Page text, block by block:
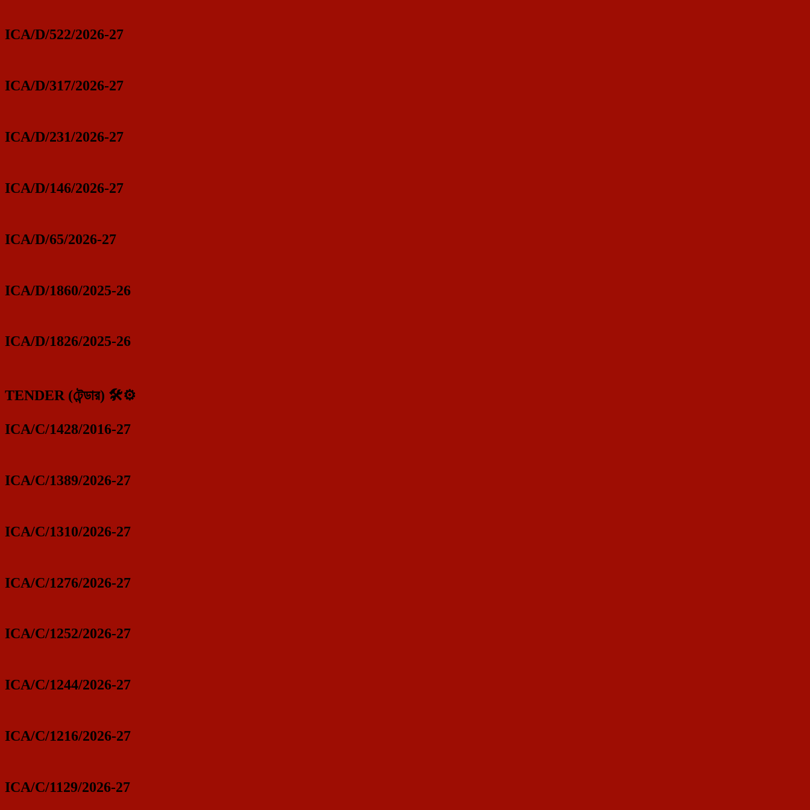
ICA/D/522/2026-27
ICA/D/317/2026-27
ICA/D/231/2026-27
ICA/D/146/2026-27
ICA/D/65/2026-27
ICA/D/1860/2025-26
ICA/D/1826/2025-26
TENDER (টেন্ডার) 🛠️⚙️
ICA/C/1428/2016-27
ICA/C/1389/2026-27
ICA/C/1310/2026-27
ICA/C/1276/2026-27
ICA/C/1252/2026-27
ICA/C/1244/2026-27
ICA/C/1216/2026-27
ICA/C/1129/2026-27